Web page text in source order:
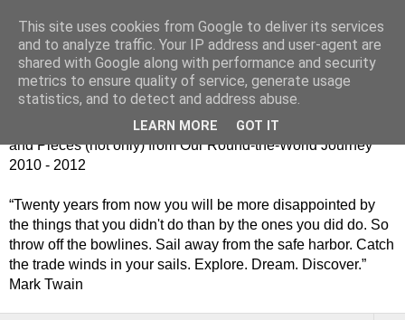
Jiný kafe - cesta kolem
světa jinak
Střípky (nejen) z naší cesty kolem světa 2010 - 2012 / Bits
and Pieces (not only) from Our Round-the-World Journey
2010 - 2012
“Twenty years from now you will be more disappointed by
the things that you didn't do than by the ones you did do. So
throw off the bowlines. Sail away from the safe harbor. Catch
the trade winds in your sails. Explore. Dream. Discover.”
Mark Twain
This site uses cookies from Google to deliver its services
and to analyze traffic. Your IP address and user-agent are
shared with Google along with performance and security
metrics to ensure quality of service, generate usage
statistics, and to detect and address abuse.
LEARN MORE GOT IT